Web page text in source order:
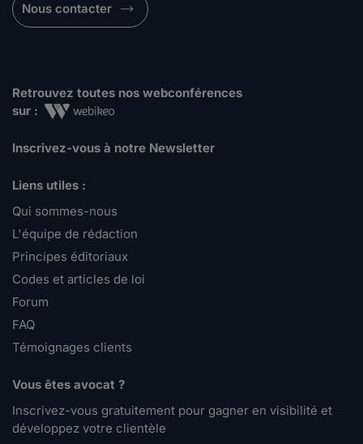
Nous contacter
Retrouvez toutes nos webconférences
sur :
Inscrivez-vous à notre Newsletter
Liens utiles :
Qui sommes-nous
L'équipe de rédaction
Principes éditoriaux
Codes et articles de loi
Forum
FAQ
Témoignages clients
Vous êtes avocat ?
Inscrivez-vous gratuitement pour gagner en visibilité et
développez votre clientèle